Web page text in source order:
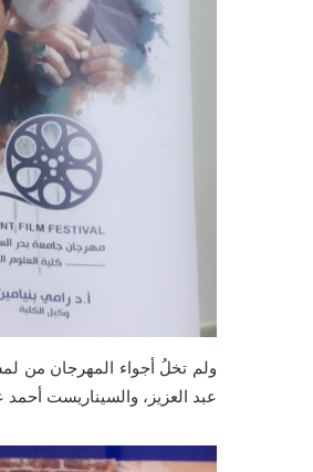
ولم تخلُ أجواء المهرجان من
عبد العزيز، والسيناريست أحمد